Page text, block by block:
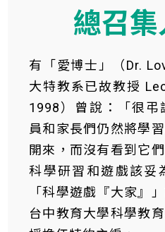
總召
有「愛博士」（Dr.
大特教系已故教授
1998）曾說：「很弔
員和家長們仍然將學
開來，而沒有看到它
科學研習和遊戲該妥
「科學遊戲『大家』
台中教育大學科學教